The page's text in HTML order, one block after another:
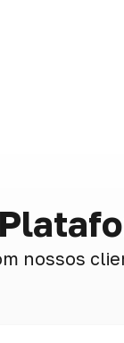
nossos